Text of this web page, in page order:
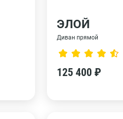
ЭЛОЙ
Диван прямой
125 400 ₽